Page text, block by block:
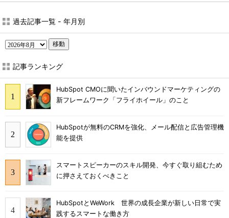
過去記事一覧 - 年月別
移動
記事ランキング
HubSpot CMOに聞いたインバウンドマーケティングの
新フレームワーク「フライホイール」のこと
HubSpotが無料のCRMを強化、メール配信と広告管理機
能を提供
スマートスピーカーのスキル開発、今すぐ取り組むため
に押さえておくべきこと
HubSpotとWeWork 世界の成長企業が新しい日常で実
践するスマートな働き方